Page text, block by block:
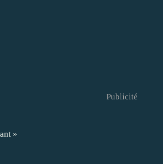
»
Publicité